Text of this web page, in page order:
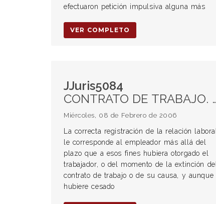
efectuaron petición impulsiva alguna más
VER COMPLETO
JJuris5084
CONTRATO DE TRABAJO. Ley Nacional de Empleo. Registración obligatoria del trabajador. Indemnización.
Miércoles, 08 de Febrero de 2006
La correcta registración de la relación laboral
le corresponde al empleador más allá del
plazo que a esos fines hubiera otorgado el
trabajador, o del momento de la extinción del
contrato de trabajo o de su causa, y aunque
hubiere cesado